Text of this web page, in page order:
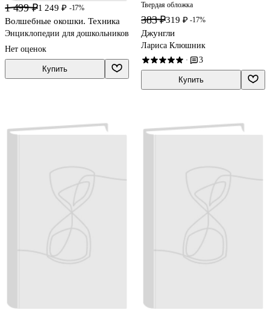
1 499 ₽1 249 ₽ -17%
Волшебные окошки. Техника
Энциклопедии для дошкольников
Нет оценок
Купить
Твердая обложка
383 ₽319 ₽ -17%
Джунгли
Лариса Клюшник
· 3
Купить